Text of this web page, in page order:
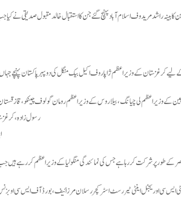
راشد مریدوف اسلام آباد پہنچ گئے جن کا استقبال خالد مقبول صدیقی نے کیا
کے وزیراعظم ژاپاروف اکیل بیک منگل کی دوپہر پاکستان پہنچے جہاں
کے وزیراعظم لی چیانگ، بیلاروس کے وزیراعظم رومان گولوف چینکو،
رسول زادہ،
طور پر شرکت کررہا ہے جس کی نمائندگی منگولیا کے وزیراعظم کررہے
ایس سی او ریجنل اینٹی ٹیررسٹ اسٹرکچر رسلان مرزائیف، بورڈ آف ایس سی